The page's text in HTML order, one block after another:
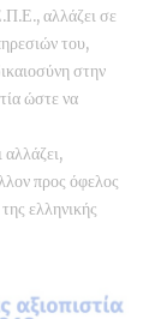
αλλάζει σε
του,
στην
ώστε να
προς όφελος
ελληνικής